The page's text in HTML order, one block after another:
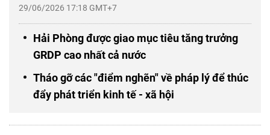
29/06/2026 17:18 GMT+7
Hải Phòng được giao mục tiêu tăng trưởng
GRDP cao nhất cả nước
Tháo gỡ các "điểm nghẽn" về pháp lý để thúc
đẩy phát triển kinh tế - xã hội